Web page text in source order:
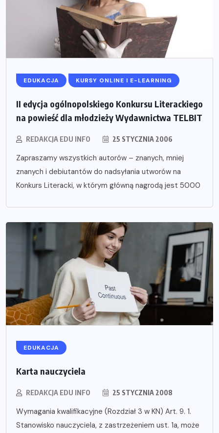
EDUKACJA KURSY ONLINE I E-LEARNING
II edycja ogólnopolskiego Konkursu Literackiego
na powieść dla młodzieży Wydawnictwa TELBIT
REDAKCJA EDU INFO 25 STYCZNIA 2006
Zapraszamy wszystkich autorów – znanych, mniej
znanych i debiutantów do nadsyłania utworów na
Konkurs Literacki, w którym główną nagrodą jest 5000
EDUKACJA
Karta nauczyciela
REDAKCJA EDU INFO 25 STYCZNIA 2008
Wymagania kwalifikacyjne (Rozdział 3 w KN) Art. 9. 1.
Stanowisko nauczyciela, z zastrzeżeniem ust. 1a, może